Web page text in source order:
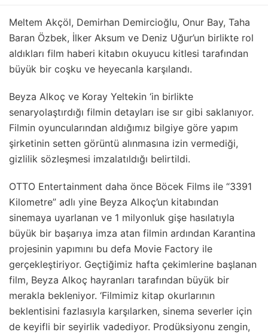
Meltem Akçöl, Demirhan Demircioğlu, Onur Bay, Taha
Baran Özbek, İlker Aksum ve Deniz Uğur’un birlikte rol
aldıkları film haberi kitabın okuyucu kitlesi tarafından
büyük bir coşku ve heyecanla karşılandı.
Beyza Alkoç ve Koray Yeltekin ‘in birlikte
senaryolaştırdığı filmin detayları ise sır gibi saklanıyor.
Filmin oyuncularından aldığımız bilgiye göre yapım
şirketinin setten görüntü alınmasına izin vermediği,
gizlilik sözleşmesi imzalatıldığı belirtildi.
OTTO Entertainment daha önce Böcek Films ile “3391
Kilometre” adlı yine Beyza Alkoç’un kitabından
sinemaya uyarlanan ve 1 milyonluk gişe hasılatıyla
büyük bir başarıya imza atan filmin ardından Karantina
projesinin yapımını bu defa Movie Factory ile
gerçekleştiriyor. Geçtiğimiz hafta çekimlerine başlanan
film, Beyza Alkoç hayranları tarafından büyük bir
merakla bekleniyor. ‘Filmimiz kitap okurlarının
beklentisini fazlasıyla karşılarken, sinema severler için
de keyifli bir seyirlik vadediyor. Prodüksiyonu zengin,